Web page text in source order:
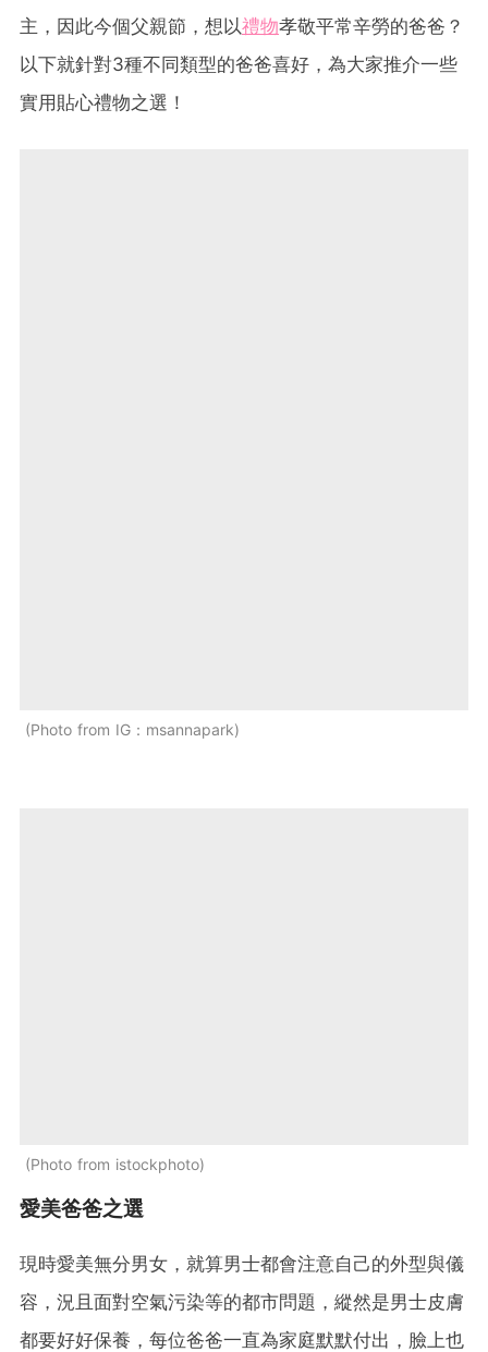
主，因此今個父親節，想以禮物孝敬平常辛勞的爸爸？
以下就針對3種不同類型的爸爸喜好，為大家推介一些
實用貼心禮物之選！
Photo from IG：msannapark
Photo from istockphoto
愛美爸爸之選
現時愛美無分男女，就算男士都會注意自己的外型與儀
容，況且面對空氣污染等的都市問題，縱然是男士皮膚
都要好好保養，每位爸爸一直為家庭默默付出，臉上也